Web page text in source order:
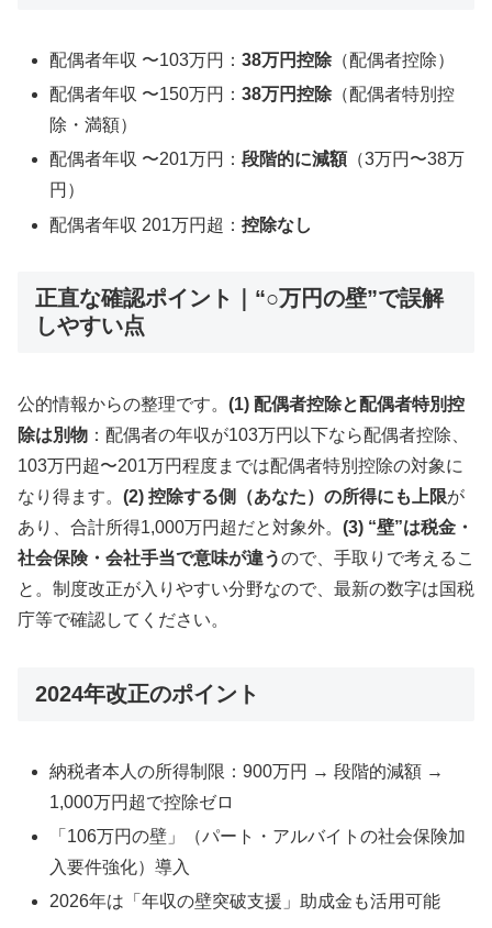
配偶者年収 〜103万円：38万円控除（配偶者控除）
配偶者年収 〜150万円：38万円控除（配偶者特別控
除・満額）
配偶者年収 〜201万円：段階的に減額 （3万円〜38万
円）
配偶者年収 201万円超：控除なし
正直な確認ポイント｜“○万円の壁”で誤解
しやすい点
公的情報からの整理です。 (1) 配偶者控除と配偶者特別控
除は別物 ：配偶者の年収が103万円以下なら配偶者控除、
103万円超〜201万円程度までは配偶者特別控除の対象に
なり得ます。 (2) 控除する側（あなた）の所得にも上限が
あり、合計所得1,000万円超だと対象外。 (3) “壁”は税金・
社会保険・会社手当で意味が違うので、手取りで考えるこ
と。制度改正が入りやすい分野なので、最新の数字は国税
庁等で確認してください。
2024年改正のポイント
納税者本人の所得制限：900万円 → 段階的減額 →
1,000万円超で控除ゼロ
「106万円の壁」（パート・アルバイトの社会保険加
入要件強化）導入
2026年は「年収の壁突破支援」助成金も活用可能